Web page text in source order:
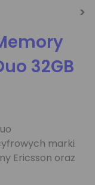
32GB
marki
Ericsson oraz